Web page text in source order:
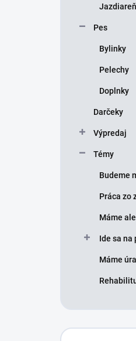
Jazdiareň
Pes
Bylinky
Pelechy
Doplnky
Darčeky
Výpredaj
Témy
Budeme
Práca zo
Máme
Ide sa na
Máme